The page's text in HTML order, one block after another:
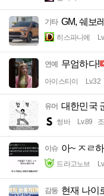
기타 GM, 쉐보
히스파니에
연예 무엄하다!
아이스티이 Lv.32
유머 대한민국
썽바 Lv.89
이슈 아~ ㅈㄹ
드라고노브
감동 현재 나이